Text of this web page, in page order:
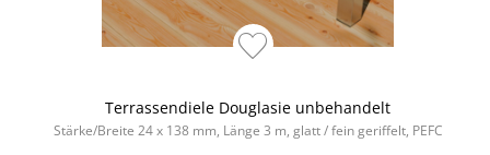
Terrassendiele Douglasie unbehandelt
Stärke/Breite 24 x 138 mm, Länge 3 m, glatt / fein geriffelt, PEFC